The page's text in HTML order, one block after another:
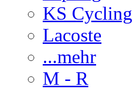
KS Cycling
Lacoste
...mehr
M - R